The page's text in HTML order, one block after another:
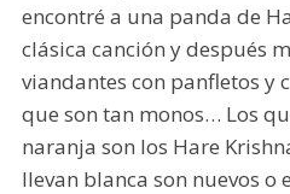
encontré a una panda de
clásica canción y después
viandantes con panfletos y
que son tan monos… Los
naranja son los Hare
llevan blanca son nuevos o